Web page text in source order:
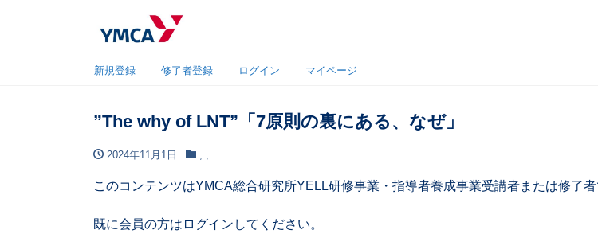
新規登録 修了者登録 ログイン マイページ
”The why of LNT”「7原則の裏にある、なぜ」
2024年11月1日 , ,
このコンテンツはYMCA総合研究所YELL研修事業・指導者養成事業受講者または修了
既に会員の方はログインしてください。